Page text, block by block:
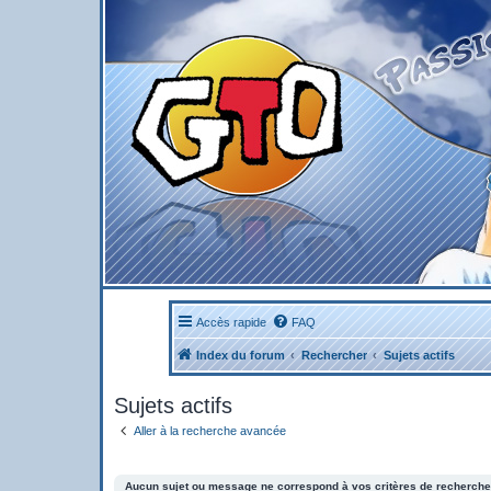
Accès rapide FAQ
Index du forum Rechercher Sujets actifs
Sujets actifs
Aller à la recherche avancée
Aucun sujet ou message ne correspond à vos critères de